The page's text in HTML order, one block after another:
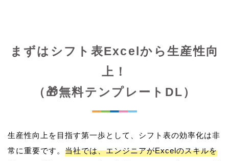
まずはシフト表Excelから生産性向
上！
（🎁無料テンプレートDL）
生産性向上を目指す第一歩として、シフト表の効率化は非
常に重要です。 当社では、エンジニアがExcelのスキルを